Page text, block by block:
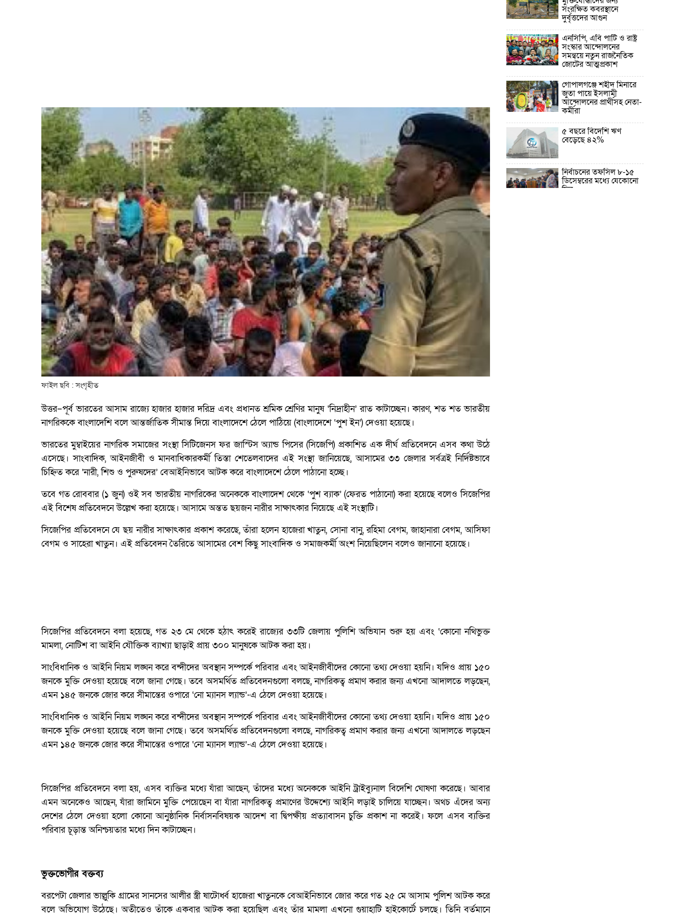
ফাইল ছবি : সংগৃহীত
উত্তর–পূর্ব ভারতের আসাম রাজ্যে হাজার হাজার দরিদ্র এবং প্রধানত শ্রমিক শ্রেণির মানুষ ‘নিদ্রাহীন’ রাত কাটাচ্ছেন। কারণ, শত শত ভারতীয়
নাগরিককে বাংলাদেশি বলে আন্তর্জাতিক সীমান্ত দিয়ে বাংলাদেশে ঠেলে পাঠিয়ে (বাংলাদেশে ‘পুশ ইন’) দেওয়া হয়েছে।
ভারতের মুম্বাইয়ের নাগরিক সমাজের সংস্থা সিটিজেনস ফর জাস্টিস অ্যান্ড পিসের (সিজেপি) প্রকাশিত এক দীর্ঘ প্রতিবেদনে এসব কথা উঠে
এসেছে। সাংবাদিক, আইনজীবী ও মানবাধিকারকর্মী তিস্তা শেতেলবাদের এই সংস্থা জানিয়েছে, আসামের ৩৩ জেলার সর্বত্রই নির্দিষ্টভাবে
চিহ্নিত করে ‘নারী, শিশু ও পুরুষদের’ বেআইনিভাবে আটক করে বাংলাদেশে ঠেলে পাঠানো হচ্ছে।
তবে গত রোববার (১ জুন) ওই সব ভারতীয় নাগরিকের অনেককে বাংলাদেশ থেকে ‘পুশ ব্যাক’ (ফেরত পাঠানো) করা হয়েছে বলেও সিজেপির
এই বিশেষ প্রতিবেদনে উল্লেখ করা হয়েছে। আসামে অন্তত ছয়জন নারীর সাক্ষাৎকার নিয়েছে এই সংস্থাটি।
সিজেপির প্রতিবেদনে যে ছয় নারীর সাক্ষাৎকার প্রকাশ করেছে, তাঁরা হলেন হাজেরা খাতুন, সোনা বানু, রহিমা বেগম, জাহানারা বেগম, আসিফা
বেগম ও সাহেরা খাতুন। এই প্রতিবেদন তৈরিতে আসামের বেশ কিছু সাংবাদিক ও সমাজকর্মী অংশ নিয়েছিলেন বলেও জানানো হয়েছে।
সিজেপির প্রতিবেদনে বলা হয়েছে, গত ২৩ মে থেকে হঠাৎ করেই রাজ্যের ৩৩টি জেলায় পুলিশি অভিযান শুরু হয় এবং ‘কোনো নথিভুক্ত
মামলা, নোটিশ বা আইনি যৌক্তিক ব্যাখ্যা ছাড়াই প্রায় ৩০০ মানুষকে আটক করা হয়।
সাংবিধানিক ও আইনি নিয়ম লঙ্ঘন করে বন্দীদের অবস্থান সম্পর্কে পরিবার এবং আইনজীবীদের কোনো তথ্য দেওয়া হয়নি। যদিও প্রায় ১৫০
জনকে মুক্তি দেওয়া হয়েছে বলে জানা গেছে। তবে অসমর্থিত প্রতিবেদনগুলো বলছে, নাগরিকত্ব প্রমাণ করার জন্য এখনো আদালতে লড়ছেন,
এমন ১৪৫ জনকে জোর করে সীমান্তের ওপারে ‘নো ম্যানস ল্যান্ড’-এ ঠেলে দেওয়া হয়েছে।
সাংবিধানিক ও আইনি নিয়ম লঙ্ঘন করে বন্দীদের অবস্থান সম্পর্কে পরিবার এবং আইনজীবীদের কোনো তথ্য দেওয়া হয়নি। যদিও প্রায় ১৫০
জনকে মুক্তি দেওয়া হয়েছে বলে জানা গেছে। তবে অসমর্থিত প্রতিবেদনগুলো বলছে, নাগরিকত্ব প্রমাণ করার জন্য এখনো আদালতে লড়ছেন
এমন ১৪৫ জনকে জোর করে সীমান্তের ওপারে ‘নো ম্যানস ল্যান্ড’-এ ঠেলে দেওয়া হয়েছে।
সিজেপির প্রতিবেদনে বলা হয়, এসব ব্যক্তির মধ্যে যাঁরা আছেন, তাঁদের মধ্যে অনেককে আইনি ট্রাইব্যুনাল বিদেশি ঘোষণা করেছে। আবার
এমন অনেকেও আছেন, যাঁরা জামিনে মুক্তি পেয়েছেন বা যাঁরা নাগরিকত্ব প্রমাণের উদ্দেশ্যে আইনি লড়াই চালিয়ে যাচ্ছেন। অথচ এঁদের অন্য
দেশের ঠেলে দেওয়া হলো কোনো আনুষ্ঠানিক নির্বাসনবিষয়ক আদেশ বা দ্বিপক্ষীয় প্রত্যাবাসন চুক্তি প্রকাশ না করেই। ফলে এসব ব্যক্তির
পরিবার চূড়ান্ত অনিশ্চয়তার মধ্যে দিন কাটাচ্ছেন।
ভুক্তভোগীর বক্তব্য
বরপেটা জেলার ভাল্লুকি গ্রামের সানসের আলীর স্ত্রী ষাটোর্ধ্ব হাজেরা খাতুনকে বেআইনিভাবে জোর করে গত ২৫ মে আসাম পুলিশ আটক করে
বলে অভিযোগ উঠেছে। অতীতেও তাঁকে একবার আটক করা হয়েছিল এবং তাঁর মামলা এখনো গুয়াহাটি হাইকোর্টে চলছে। তিনি বর্তমানে
সংরক্ষিত কবরস্থানে
দুর্বৃত্তদের আগুন
এনসিপি, এবি পার্টি ও রাষ্ট্র
সংস্কার আন্দোলনের
সমন্বয়ে নতুন রাজনৈতিক
জোটের আত্মপ্রকাশ
গোপালগঞ্জে শহীদ মিনারে
জুতা পায়ে ইসলামী
আন্দোলনের প্রার্থীসহ নেতা-
কর্মীরা
৫ বছরে বিদেশি ঋণ
বেড়েছে ৪২%
নির্বাচনের তফসিল ৮-১৫
ডিসেম্বরের মধ্যে যেকোনো
দিন